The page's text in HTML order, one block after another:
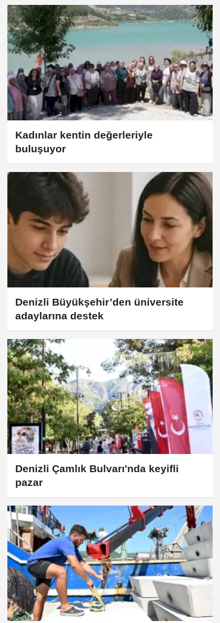
Kadınlar kentin değerleriyle
buluşuyor
Denizli Büyükşehir’den üniversite
adaylarına destek
Denizli Çamlık Bulvarı'nda keyifli
pazar